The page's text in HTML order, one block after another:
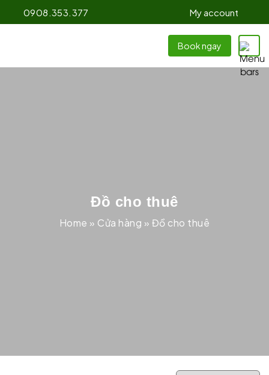
0908.353.377 My account
Book ngay
Đồ cho thuê
Home » Cửa hàng » Đồ cho thuê